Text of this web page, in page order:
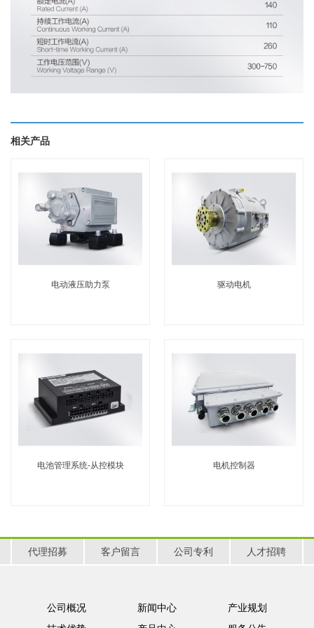
相关产品
电动液压助力泵 驱动电机
电池管理系统-从控模块 电机控制器
代理招募 客户留言 公司专利 人才招聘
公司概况 新闻中心
产业规划